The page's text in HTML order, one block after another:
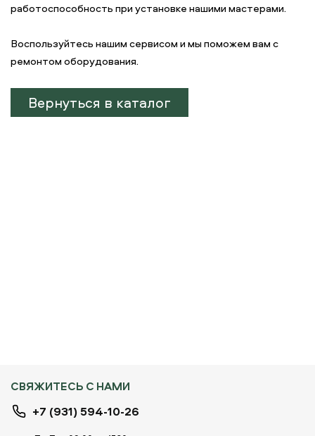
работоспособность при установке нашими мастерами.
Воспользуйтесь нашим сервисом и мы поможем вам с
ремонтом оборудования.
Вернуться в каталог
СВЯЖИТЕСЬ С НАМИ
+7 (931) 594-10-26